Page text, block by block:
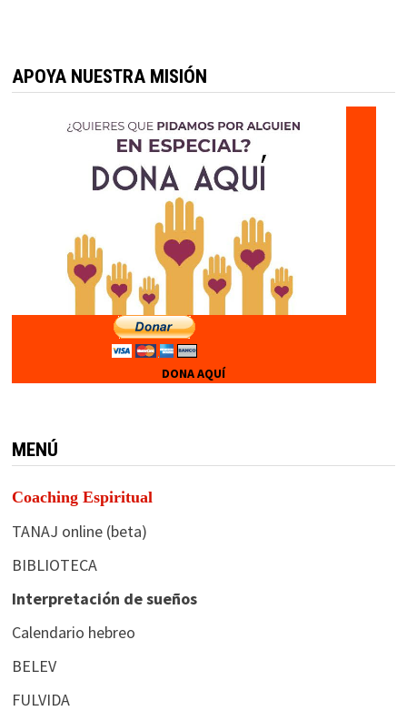
APOYA NUESTRA MISIÓN
DONA AQUÍ
MENÚ
Coaching Espiritual
TANAJ online (beta)
BIBLIOTECA
Interpretación de sueños
Calendario hebreo
BELEV
FULVIDA